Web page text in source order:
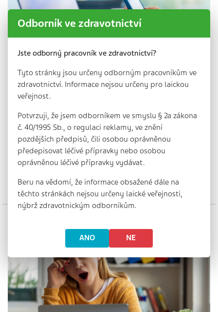
Lékárníci jako strážci bezpečné léčby.
Díky svému vzdělání a s pomocí
lékového záznamu odhalují chyby v
předepisování léků
4 min. | 18. 4. 2025
Farmaceuti mají již pět let možnost nahlížet do lékového
záznamu pacientů, což výrazně přispívá k zajištění
bezpečné farmakoterapie a efektivní…
Odborník ve zdravotnictví
Jste odborný pracovník ve zdravotnictví?
Tyto stránky jsou určeny odborným pracovníkům ve
zdravotnictví. Informace nejsou určeny pro laickou
veřejnost.
Potvrzuji, že jsem odborníkem ve smyslu § 2a zákona
č. 40/1995 Sb., o regulaci reklamy, ve znění
pozdějších předpisů, čili osobou oprávněnou
předepisovat léčivé přípravky nebo osobou
oprávněnou léčivé přípravky vydávat.
Beru na vědomí, že informace obsažené dále na
těchto stránkách nejsou určeny laické veřejnosti,
nýbrž zdravotnickým odborníkům.
ANO NE